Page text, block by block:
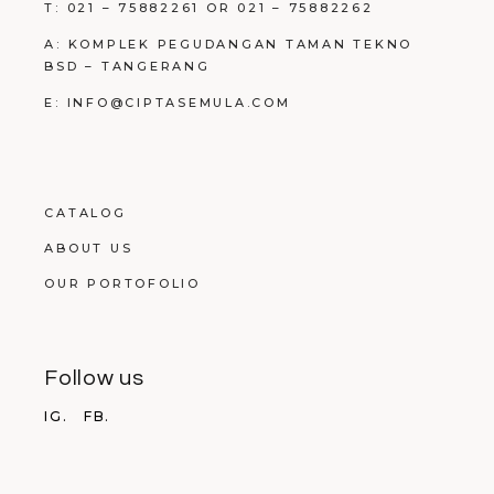
T: 021 – 75882261 OR 021 – 75882262
A: KOMPLEK PEGUDANGAN TAMAN TEKNO
BSD – TANGERANG
E: INFO@CIPTASEMULA.COM
CATALOG
ABOUT US
OUR PORTOFOLIO
Follow us
IG. FB.